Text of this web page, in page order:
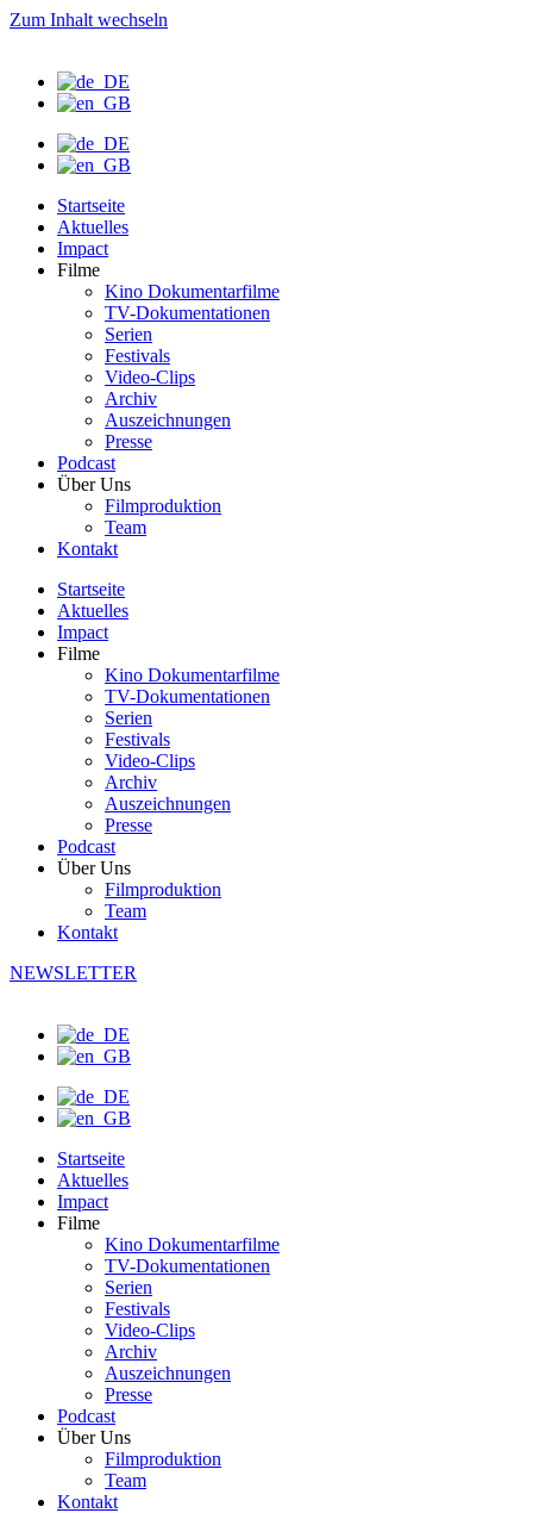
Zum Inhalt wechseln
Startseite
Aktuelles
Impact
Filme
Kino Dokumentarfilme
TV-Dokumentationen
Serien
Festivals
Video-Clips
Archiv
Auszeichnungen
Presse
Podcast
Über Uns
Filmproduktion
Team
Kontakt
Startseite
Aktuelles
Impact
Filme
Kino Dokumentarfilme
TV-Dokumentationen
Serien
Festivals
Video-Clips
Archiv
Auszeichnungen
Presse
Podcast
Über Uns
Filmproduktion
Team
Kontakt
NEWSLETTER
Startseite
Aktuelles
Impact
Filme
Kino Dokumentarfilme
TV-Dokumentationen
Serien
Festivals
Video-Clips
Archiv
Auszeichnungen
Presse
Podcast
Über Uns
Filmproduktion
Team
Kontakt